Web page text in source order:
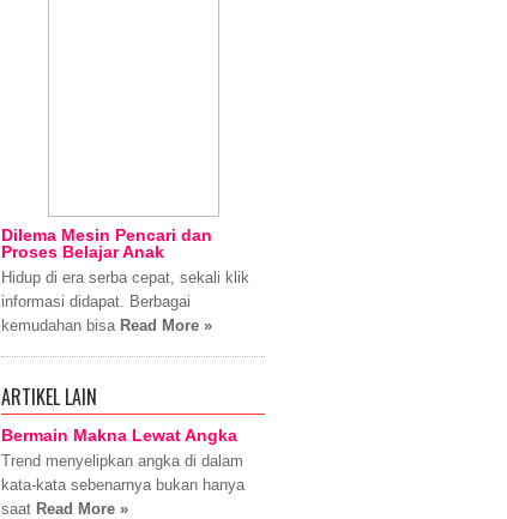
Dilema Mesin Pencari dan
Proses Belajar Anak
Hidup di era serba cepat, sekali klik
informasi didapat. Berbagai
kemudahan bisa Read More »
ARTIKEL LAIN
Bermain Makna Lewat Angka
Trend menyelipkan angka di dalam
kata-kata sebenarnya bukan hanya
saat Read More »